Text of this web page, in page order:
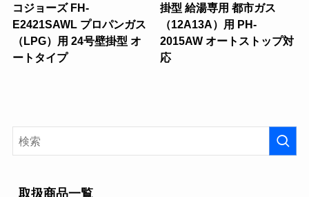
コジョーズ FH-
E2421SAWL プロパンガス
（LPG）用 24号壁掛型 オ
ートタイプ
掛型 給湯専用 都市ガス
（12A13A）用 PH-
2015AW オートストップ対
応
取扱商品一覧